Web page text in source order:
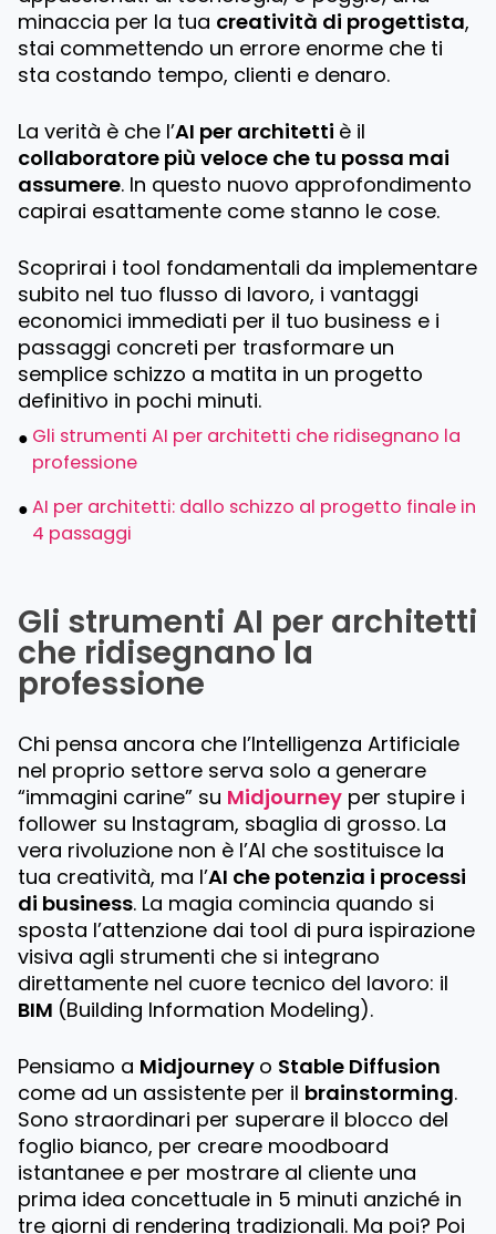
minaccia per la tua creatività di progettista,
stai commettendo un errore enorme che ti
sta costando tempo, clienti e denaro.
La verità è che l’AI per architetti è il
collaboratore più veloce che tu possa mai
assumere. In questo nuovo approfondimento
capirai esattamente come stanno le cose.
Scoprirai i tool fondamentali da implementare
subito nel tuo flusso di lavoro, i vantaggi
economici immediati per il tuo business e i
passaggi concreti per trasformare un
semplice schizzo a matita in un progetto
definitivo in pochi minuti.
Gli strumenti AI per architetti che ridisegnano la
professione
AI per architetti: dallo schizzo al progetto finale in
4 passaggi
Gli strumenti AI per architetti
che ridisegnano la
professione
Chi pensa ancora che l’Intelligenza Artificiale
nel proprio settore serva solo a generare
“immagini carine” su Midjourney per stupire i
follower su Instagram, sbaglia di grosso. La
vera rivoluzione non è l’AI che sostituisce la
tua creatività, ma l’AI che potenzia i processi
di business. La magia comincia quando si
sposta l’attenzione dai tool di pura ispirazione
visiva agli strumenti che si integrano
direttamente nel cuore tecnico del lavoro: il
BIM (Building Information Modeling).
Pensiamo a Midjourney o Stable Diffusion
come ad un assistente per il brainstorming.
Sono straordinari per superare il blocco del
foglio bianco, per creare moodboard
istantanee e per mostrare al cliente una
prima idea concettuale in 5 minuti anziché in
tre giorni di rendering tradizionali. Ma poi? Poi